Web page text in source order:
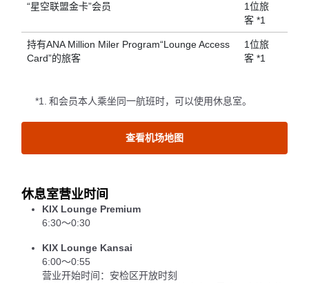
“星空联盟金卡”会员
1位旅
客 *1
持有ANA Million Miler Program“Lounge Access
Card”的旅客
1位旅
客 *1
*1. 和会员本人乘坐同一航班时，可以使用休息室。
查看机场地图
休息室营业时间
KIX Lounge Premium
6:30～0:30
KIX Lounge Kansai
6:00～0:55
营业开始时间：安检区开放时刻